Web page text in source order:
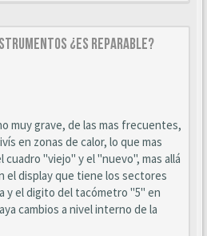
¿ES REPARABLE?
muy grave, de las mas frecuentes,
en zonas de calor, lo que mas
"viejo" y el "nuevo", mas allá
el display que tiene los sectores
y el digito del tacómetro "5" en
cambios a nivel interno de la